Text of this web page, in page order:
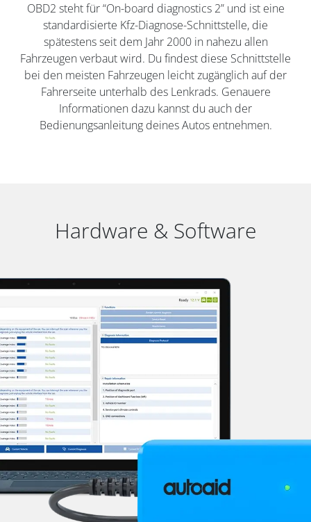
OBD2 steht für “On-board diagnostics 2” und ist eine
standardisierte Kfz-Diagnose-Schnittstelle, die
spätestens seit dem Jahr 2000 in nahezu allen
Fahrzeugen verbaut wird. Du findest diese Schnittstelle
bei den meisten Fahrzeugen leicht zugänglich auf der
Fahrerseite unterhalb des Lenkrads. Genauere
Informationen dazu kannst du auch der
Bedienungsanleitung deines Autos entnehmen.
Hardware & Software